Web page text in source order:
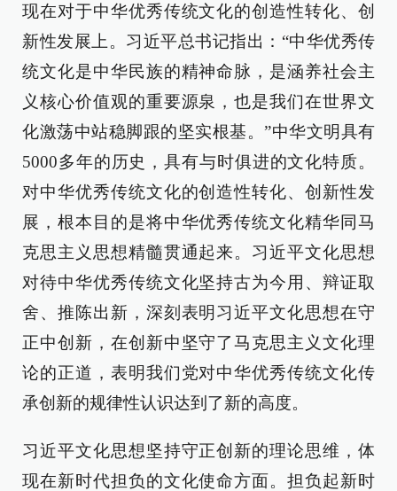
现在对于中华优秀传统文化的创造性转化、创
新性发展上。习近平总书记指出：“中华优秀传
统文化是中华民族的精神命脉，是涵养社会主
义核心价值观的重要源泉，也是我们在世界文
化激荡中站稳脚跟的坚实根基。”中华文明具有
5000多年的历史，具有与时俱进的文化特质。
对中华优秀传统文化的创造性转化、创新性发
展，根本目的是将中华优秀传统文化精华同马
克思主义思想精髓贯通起来。习近平文化思想
对待中华优秀传统文化坚持古为今用、辩证取
舍、推陈出新，深刻表明习近平文化思想在守
正中创新，在创新中坚守了马克思主义文化理
论的正道，表明我们党对中华优秀传统文化传
承创新的规律性认识达到了新的高度。
习近平文化思想坚持守正创新的理论思维，体
现在新时代担负的文化使命方面。担负起新时